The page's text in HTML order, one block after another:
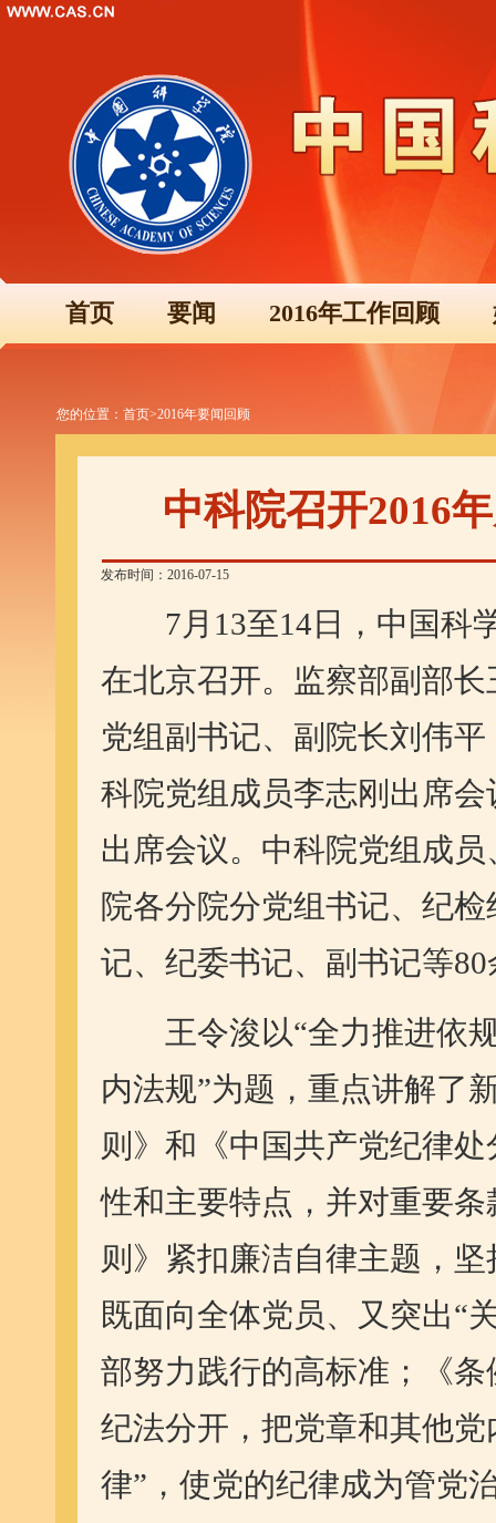
首页 要闻 2016年工作回顾
您的位置： 首页>2016年要闻回顾
中科院召开2016
发布时间：2016-07-15
7月13至14日，中国科学
在北京召开。监察部副部
党组副书记、副院长刘伟
科院党组成员李志刚出席
出席会议。中科院党组成
院各分院分党组书记、纪
记、纪委书记、副书记等
王令浚以“全力推进依规
内法规”为题，重点讲解了
则》和《中国共产党纪律
性和主要特点，并对重要
则》紧扣廉洁自律主题，
既面向全体党员、又突出“
部努力践行的高标准；《
纪法分开，把党章和其他
律”，使党的纪律成为管党